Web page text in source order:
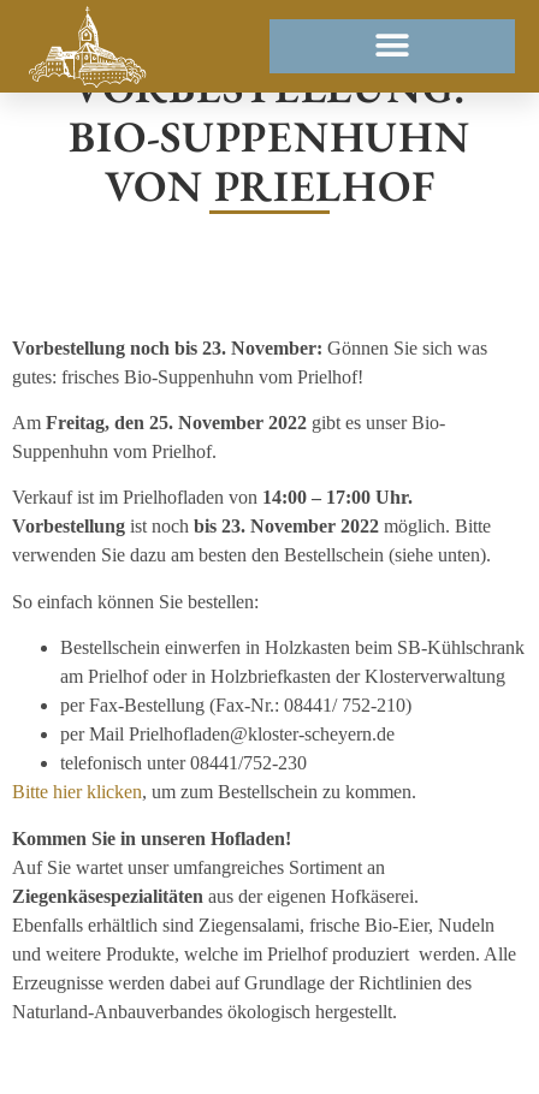
VORBESTELLUNG:
BIO-SUPPENHUHN
VON PRIELHOF
Vorbestellung noch bis 23. November: Gönnen Sie sich was
gutes: frisches Bio-Suppenhuhn vom Prielhof!
Am Freitag, den 25. November 2022 gibt es unser Bio-
Suppenhuhn vom Prielhof.
Verkauf ist im Prielhofladen von 14:00 – 17:00 Uhr.
Vorbestellung ist noch bis 23. November 2022 möglich. Bitte
verwenden Sie dazu am besten den Bestellschein (siehe unten).
So einfach können Sie bestellen:
Bestellschein einwerfen in Holzkasten beim SB-Kühlschrank
am Prielhof oder in Holzbriefkasten der Klosterverwaltung
per Fax-Bestellung (Fax-Nr.: 08441/ 752-210)
per Mail Prielhofladen@kloster-scheyern.de
telefonisch unter 08441/752-230
Bitte hier klicken, um zum Bestellschein zu kommen.
Kommen Sie in unseren Hofladen!
Auf Sie wartet unser umfangreiches Sortiment an
Ziegenkäsespezialitäten aus der eigenen Hofkäserei.
Ebenfalls erhältlich sind Ziegensalami, frische Bio-Eier, Nudeln
und weitere Produkte, welche im Prielhof produziert werden. Alle
Erzeugnisse werden dabei auf Grundlage der Richtlinien des
Naturland-Anbauverbandes ökologisch hergestellt.